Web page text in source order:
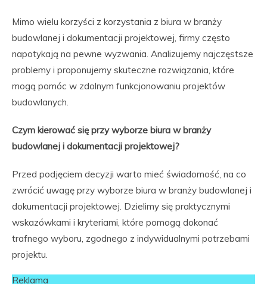
Mimo wielu korzyści z korzystania z biura w branży
budowlanej i dokumentacji projektowej, firmy często
napotykają na pewne wyzwania. Analizujemy najczęstsze
problemy i proponujemy skuteczne rozwiązania, które
mogą pomóc w zdolnym funkcjonowaniu projektów
budowlanych.
Czym kierować się przy wyborze biura w branży
budowlanej i dokumentacji projektowej?
Przed podjęciem decyzji warto mieć świadomość, na co
zwrócić uwagę przy wyborze biura w branży budowlanej i
dokumentacji projektowej. Dzielimy się praktycznymi
wskazówkami i kryteriami, które pomogą dokonać
trafnego wyboru, zgodnego z indywidualnymi potrzebami
projektu.
Reklama